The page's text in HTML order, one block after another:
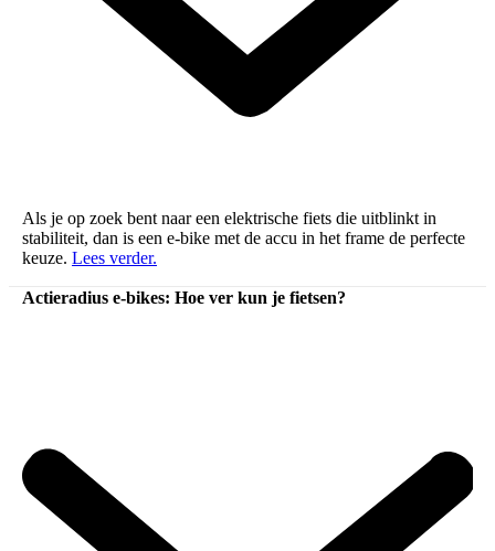
Als je op zoek bent naar een elektrische fiets die uitblinkt in
stabiliteit, dan is een e-bike met de accu in het frame de perfecte
keuze. Lees verder.
Actieradius e-bikes: Hoe ver kun je fietsen?